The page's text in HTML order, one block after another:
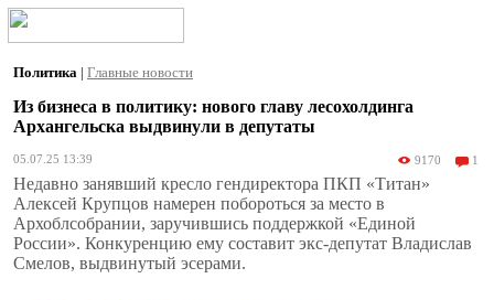
Политика | Главные новости
Из бизнеса в политику: нового главу лесохолдинга
Архангельска выдвинули в депутаты
05.07.25 13:39 9170 1
Недавно занявший кресло гендиректора ПКП «Титан»
Алексей Крупцов намерен побороться за место в
Архоблсобрании, заручившись поддержкой «Единой
России». Конкуренцию ему составит экс-депутат Владислав
Смелов, выдвинутый эсерами.